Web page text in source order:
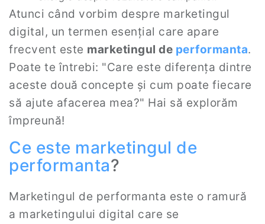
Atunci când vorbim despre marketingul
digital, un termen esențial care apare
frecvent este marketingul de performanta.
Poate te întrebi: "Care este diferența dintre
aceste două concepte și cum poate fiecare
să ajute afacerea mea?" Hai să explorăm
împreună!
Ce este marketingul de
performanta?
Marketingul de performanta este o ramură
a marketingului digital care se